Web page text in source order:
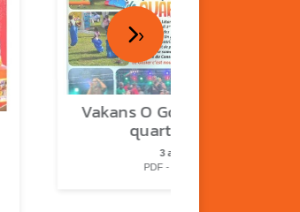
Vakans O Gozyé : fête de
quartier n°2
3 août
PDF - 2.3 Mio
›